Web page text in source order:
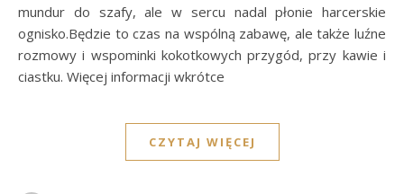
mundur do szafy, ale w sercu nadal płonie harcerskie
ognisko.Będzie to czas na wspólną zabawę, ale także luźne
rozmowy i wspominki kokotkowych przygód, przy kawie i
ciastku. Więcej informacji wkrótce
CZYTAJ WIĘCEJ